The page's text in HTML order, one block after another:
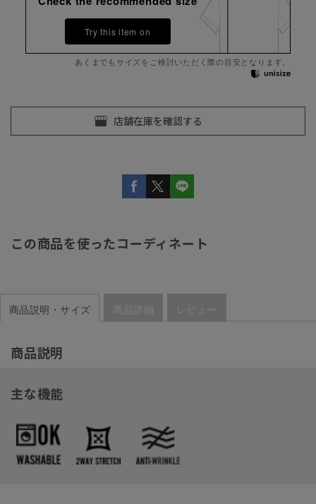
Try this item on
あくまでもサイズをご検討いただく際の目安となります。
この商品を使ったコーディネート
商品説明・サイズ 商品詳細 レビュー
商品説明
主な機能